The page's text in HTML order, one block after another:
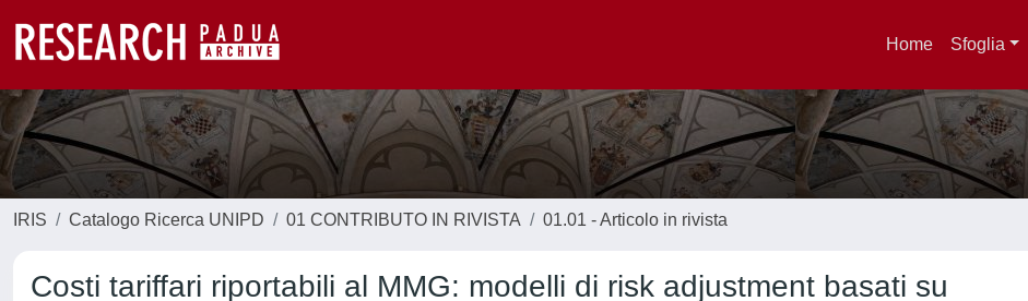
Home Sfoglia
IRIS Catalogo Ricerca UNIPD 01 CONTRIBUTO IN RIVISTA 01.01 - Articolo in rivista
Costi tariffari riportabili al MMG: modelli di risk adjustment basati su